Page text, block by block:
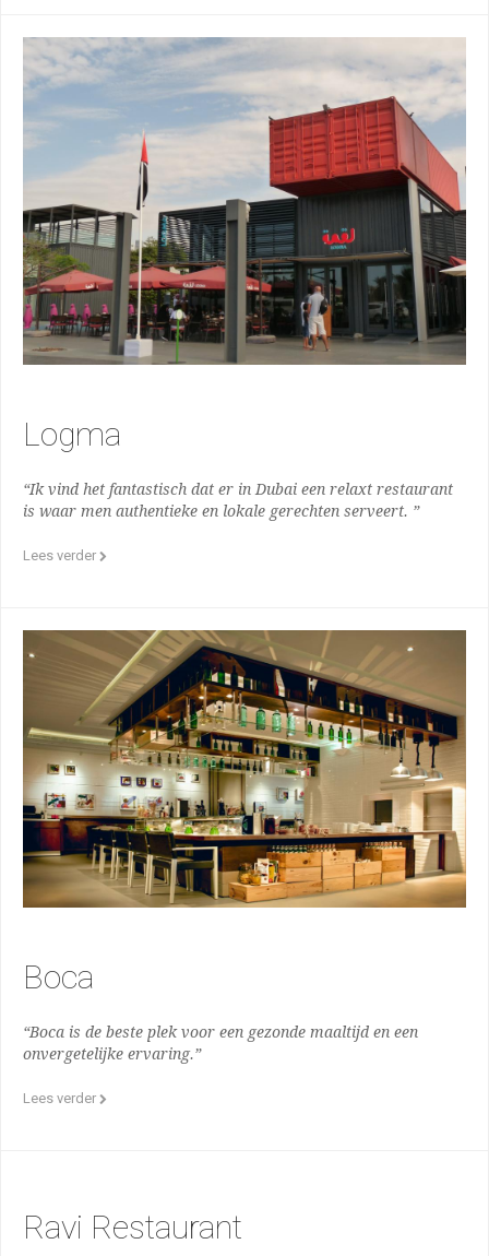
Logma
“Ik vind het fantastisch dat er in Dubai een relaxt restaurant
is waar men authentieke en lokale gerechten serveert. ”
Lees verder
Boca
“Boca is de beste plek voor een gezonde maaltijd en een
onvergetelijke ervaring.”
Lees verder
Ravi Restaurant